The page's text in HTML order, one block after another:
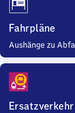
Fahrpläne
Aushänge zu
Ersatzverkehr